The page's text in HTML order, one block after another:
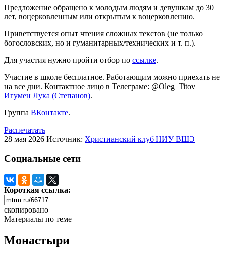
Предложение обращено к молодым людям и девушкам до 30
лет, воцерковленным или открытым к воцерковлению.
Приветствуется опыт чтения сложных текстов (не только
богословских, но и гуманитарных/технических и т. п.).
Для участия нужно пройти отбор по ссылке.
Участие в школе бесплатное. Работающим можно приехать не
на все дни. Контактное лицо в Телеграме: @Oleg_Titov
Игумен Лука (Степанов).
Группа ВКонтакте.
Распечатать
28 мая 2026 Источник: Христианский клуб НИУ ВШЭ
Социальные сети
Короткая ссылка:
скопировано
Материалы по теме
Монастыри